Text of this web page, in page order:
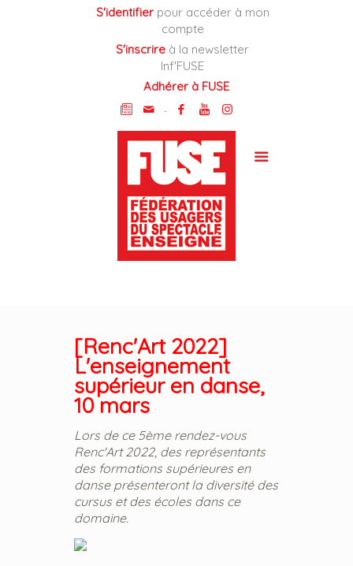
S'identifierpour accéder à mon
compte
S'inscrire à la newsletter
Inf'FUSE
Adhérer à FUSE
-
[Renc'Art 2022]
L'enseignement
supérieur en danse,
10 mars
Lors de ce 5ème rendez-vous
Renc'Art 2022, des représentants
des formations supérieures en
danse présenteront la diversité des
cursus et des écoles dans ce
domaine.
Cookies management panel